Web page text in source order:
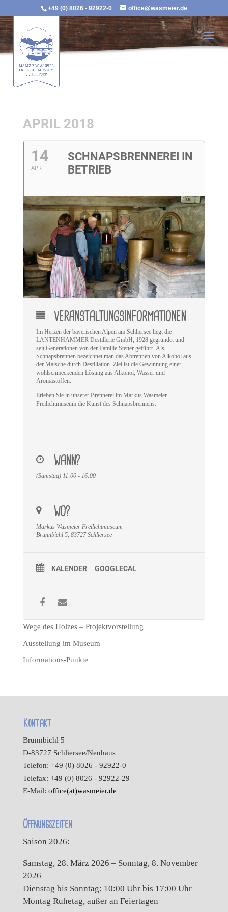
+49 (0) 8026 - 92922-0 office@wasmeier.de
APRIL 2018
14
APR
SCHNAPSBRENNEREI IN
BETRIEB
VERANSTALTUNGSINFORMATIONEN
Im Herzen der bayerischen Alpen am Schliersee liegt die
LANTENHAMMER Destillerie GmbH, 1928 gegründet und
seit Generationen von der Familie Stetter geführt. Als
Schnapsbrennen bezeichnet man das Abtrennen von Alkohol aus
der Maische durch Destillation. Ziel ist die Gewinnung einer
wohlschmeckenden Lösung aus Alkohol, Wasser und
Aromastoffen.
Erleben Sie in unserer Brennerei im Markus Wasmeier
Freilichtmuseum die Kunst des Schnapsbrennens.
WANN?
(Samstag) 11:00 - 16:00
WO?
Markus Wasmeier Freilichtmuseum
Brunnbichl 5, 83727 Schliersee
KALENDER GOOGLECAL
Wege des Holzes – Projektvorstellung
Ausstellung im Museum
Informations-Punkte
Kontakt
Brunnbichl 5
D-83727 Schliersee/Neuhaus
Telefon: +49 (0) 8026 - 92922-0
Telefax: +49 (0) 8026 - 92922-29
E-Mail: office(at)wasmeier.de
Öffnungszeiten
Saison 2026:
Samstag, 28. März 2026 – Sonntag, 8. November
2026
Dienstag bis Sonntag: 10:00 Uhr bis 17:00 Uhr
Montag Ruhetag, außer an Feiertagen